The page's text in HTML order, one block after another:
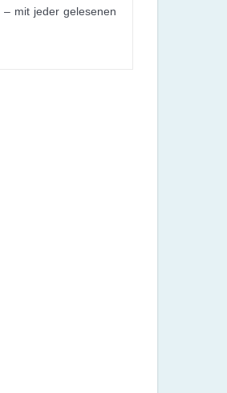
mit jeder gelesenen